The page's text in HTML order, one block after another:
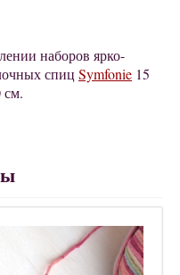
наборов ярко-
спиц Symfonie 15
см.